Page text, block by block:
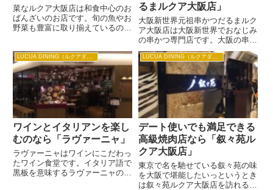
菜なルクア大阪店は和食中心のお
ばんざいのお店です。旬の魚やお
野菜も豊富に取り揃えているの
囲気の洗練された和の空間はカウ
ンターあり、個室ありで、いろん
な集まりに使えそうです。 ラン
チ...
るまルクア大阪店」
大阪新世界元祖串かつだるまルク
ア大阪店は大阪新世界でおなじみ
の串かつ専門店です。大阪の串か
つといえばやっぱりだるま、創業
昭和4年から続いている大阪の味
はぜひ大阪に来たら食べてほしい
味ですね。 リーズナブルな価格
で1本から食べられるので、ち
ょ...
LUCUA DINING（ルクアダイニング）
ワインとイタリアンを楽し
むのなら「ラヴァーニャ」
ラヴァーニャはワインにこだわっ
たワイン食堂です。イタリア語で
黒板を意味するラヴァーニャの名
LUCUA DINING（ルクアダイニング）
デート使いでも満足できる
高級焼肉店なら「叙々苑ル
クア大阪店」
東京で名を馳せている叙々苑の味
を大阪で堪能したいっというとき
は叙々苑ルクア大阪店を訪れると